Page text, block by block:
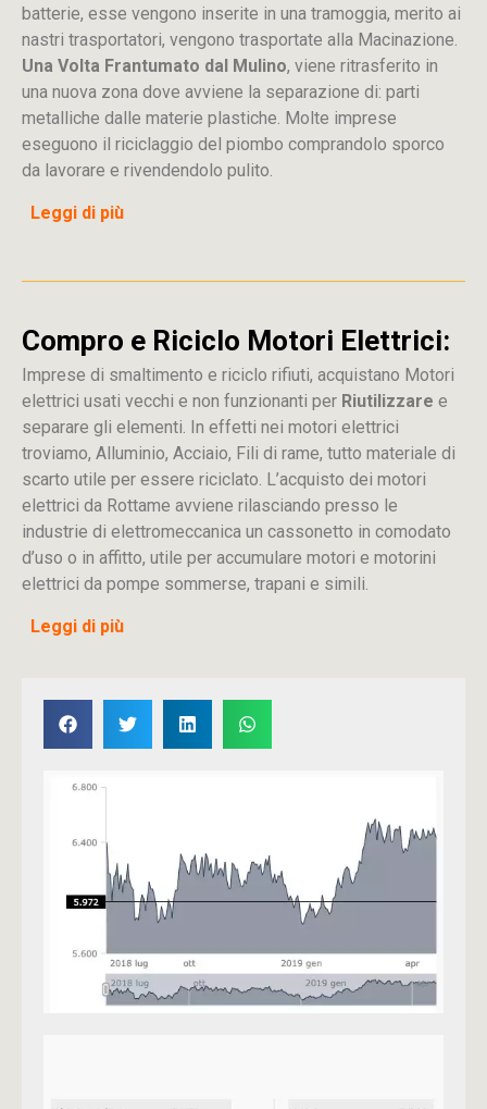
batterie, esse vengono inserite in una tramoggia, merito ai
nastri trasportatori, vengono trasportate alla Macinazione.
Una Volta Frantumato dal Mulino, viene ritrasferito in
una nuova zona dove avviene la separazione di: parti
metalliche dalle materie plastiche. Molte imprese
eseguono il riciclaggio del piombo comprandolo sporco
da lavorare e rivendendolo pulito.
Leggi di più
Compro e Riciclo Motori Elettrici:
Imprese di smaltimento e riciclo rifiuti, acquistano Motori
elettrici usati vecchi e non funzionanti per Riutilizzare e
separare gli elementi. In effetti nei motori elettrici
troviamo, Alluminio, Acciaio, Fili di rame, tutto materiale di
scarto utile per essere riciclato. L’acquisto dei motori
elettrici da Rottame avviene rilasciando presso le
industrie di elettromeccanica un cassonetto in comodato
d’uso o in affitto, utile per accumulare motori e motorini
elettrici da pompe sommerse, trapani e simili.
Leggi di più